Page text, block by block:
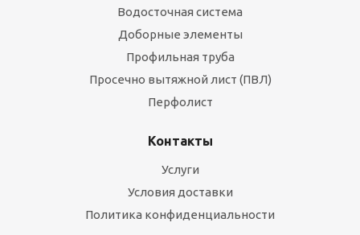
Водосточная система
Доборные элементы
Профильная труба
Просечно вытяжной лист (ПВЛ)
Перфолист
Контакты
Услуги
Условия доставки
Политика конфиденциальности